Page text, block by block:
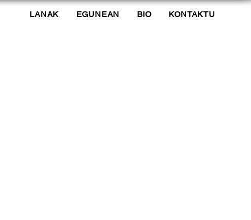
LANAK EGUNEAN BIO KONTAKTU